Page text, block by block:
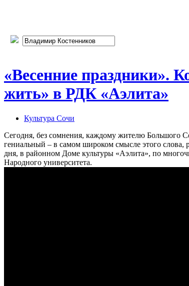
«Весенние праздники».
жить» в РДК «Аэлита»
Культура Сочи
Сегодня, без сомнения, каждому жителю Большого
гениальный – в самом широком смысле этого
дня, в районном Доме культуры «Аэлита», по
Народного университета.